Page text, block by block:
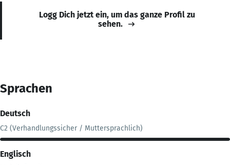
Logg Dich jetzt ein, um das ganze Profil zu
sehen.
Sprachen
Deutsch
C2 (Verhandlungssicher / Muttersprachlich)
Englisch